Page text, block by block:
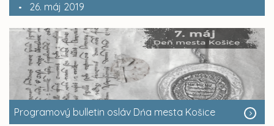
26. máj 2019
Programový bulletin osláv Dńa mesta Košice